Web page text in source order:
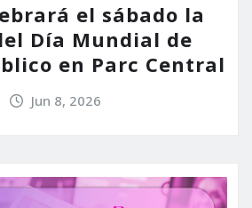
el sábado la
Día Mundial de
en Parc Central
Jun 8, 2026